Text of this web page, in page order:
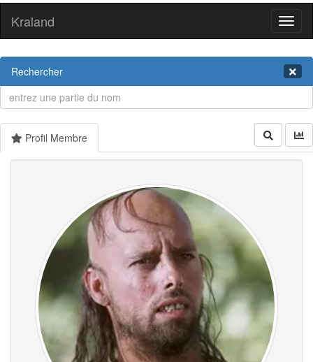
Kraland
Rechercher
Profil Membre